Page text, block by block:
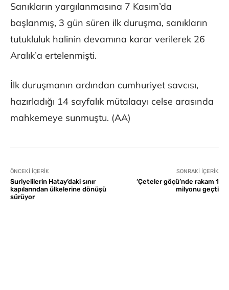
Sanıkların yargılanmasına 7 Kasım’da
başlanmış, 3 gün süren ilk duruşma, sanıkların
tutukluluk halinin devamına karar verilerek 26
Aralık’a ertelenmişti.
İlk duruşmanın ardından cumhuriyet savcısı,
hazırladığı 14 sayfalık mütalaayı celse arasında
mahkemeye sunmuştu. (AA)
ÖNCEKI İÇERIK
Suriyelilerin Hatay’daki sınır
kapılarından ülkelerine dönüşü
sürüyor
SONRAKI İÇERIK
‘Çeteler göçü’nde rakam 1
milyonu geçti